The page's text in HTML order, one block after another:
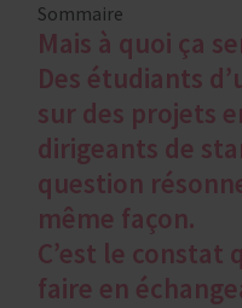
Sommaire
Mais à quoi ça
Des étudiants
sur des projets
dirigeants de
question
même façon.
C’est le constat
faire en